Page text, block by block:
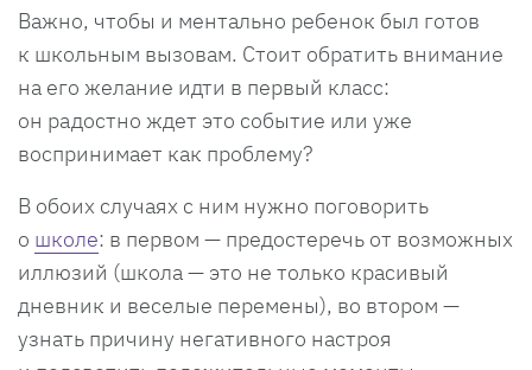
Важно, чтобы и ментально ребенок был готов
к школьным вызовам. Стоит обратить внимание
на его желание идти в первый класс:
он радостно ждет это событие или уже
воспринимает как проблему?
В обоих случаях с ним нужно поговорить
о школе: в первом — предостеречь от возможных
иллюзий (школа — это не только красивый
дневник и веселые перемены), во втором —
узнать причину негативного настроя